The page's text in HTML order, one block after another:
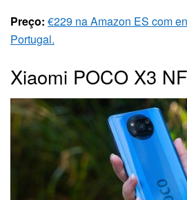
Preço: €229 na Amazon ES com
Portugal.
Xiaomi POCO X3